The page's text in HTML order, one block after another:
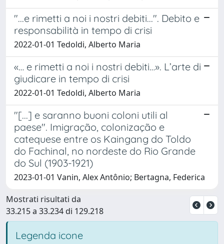
"...e rimetti a noi i nostri debiti...". Debito e
responsabilità in tempo di crisi
2022-01-01 Tedoldi, Alberto Maria
«… e rimetti a noi i nostri debiti…». L’arte di
giudicare in tempo di crisi
2022-01-01 Tedoldi, Alberto Maria
"[...] e saranno buoni coloni utili al
paese". Imigração, colonização e
catequese entre os Kaingang do Toldo
do Fachinal, no nordeste do Rio Grande
do Sul (1903-1921)
2023-01-01 Vanin, Alex Antônio; Bertagna, Federica
Mostrati risultati da
33.215 a 33.234 di 129.218
Legenda icone